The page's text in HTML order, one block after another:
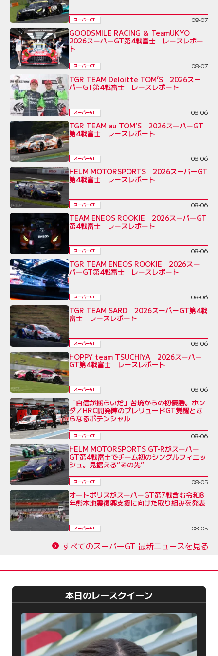
スーパーGT 08-07
GOODSMILE RACING ＆ TeamUKYO
2026スーパーGT第4戦富士 レースレポー
ト
スーパーGT 08-07
TGR TEAM Deloitte TOM’S 2026スー
パーGT第4戦富士 レースレポート
スーパーGT 08-06
TGR TEAM au TOM’S 2026スーパーGT
第4戦富士 レースレポート
スーパーGT 08-06
HELM MOTORSPORTS 2026スーパーGT
第4戦富士 レースレポート
スーパーGT 08-06
TEAM ENEOS ROOKIE 2026スーパーGT
第4戦富士 レースレポート
スーパーGT 08-06
TGR TEAM ENEOS ROOKIE 2026スー
パーGT第4戦富士 レースレポート
スーパーGT 08-06
TGR TEAM SARD 2026スーパーGT第4戦
富士 レースレポート
スーパーGT 08-06
HOPPY team TSUCHIYA 2026スーパー
GT第4戦富士 レースレポート
スーパーGT 08-06
「自信が揺らいだ」苦境からの初優勝。ホン
ダ／HRC開発陣のプレリュードGT覚醒とさ
らなるポテンシャル
スーパーGT 08-06
HELM MOTORSPORTS GT-Rがスーパー
GT第4戦富士でチーム初のシングルフィニッ
シュ。見据える“その先”
スーパーGT 08-05
オートポリスがスーパーGT第7戦含む令和8
年熊本地震復興支援に向けた取り組みを発表
スーパーGT 08-05
すべてのスーパーGT 最新ニュースを見る
本日のレースクイーン